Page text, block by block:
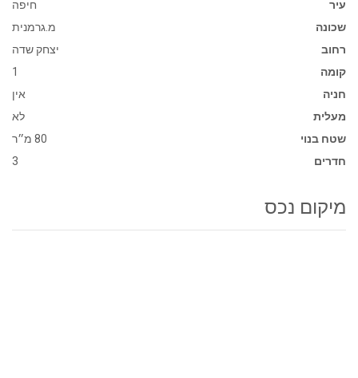
עיר
חיפה
שכונה
מ.גרמנית
רחוב
יצחק שדה
קומה
1
חניה
אין
מעלית
לא
שטח בנוי
80 מ״ר
חדרים
3
מיקום נכס